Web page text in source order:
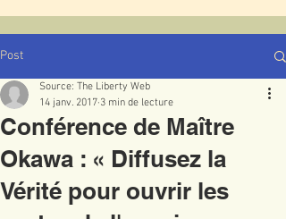
Post
Conférence de Maître
Okawa : « Diffusez la
Vérité pour ouvrir les
Source: The Liberty Web
14 janv. 2017 3 min de lecture